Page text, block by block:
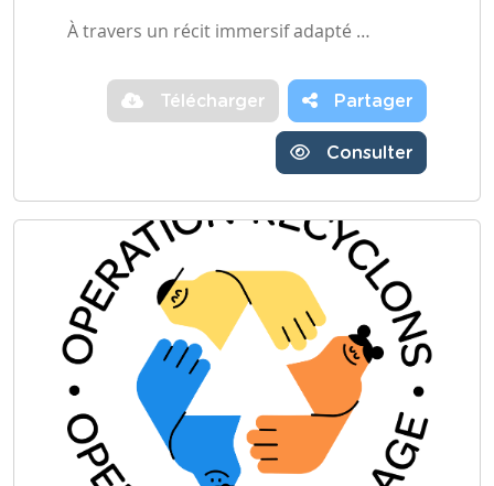
À travers un récit immersif adapté …
Télécharger Partager
Consulter